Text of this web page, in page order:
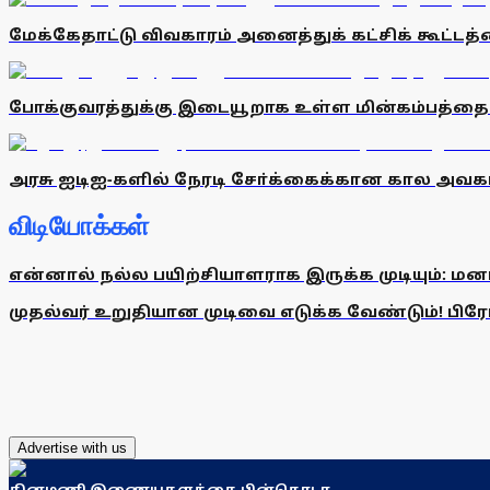
மேக்கேதாட்டு விவகாரம் அனைத்துக் கட்சிக்
போக்குவரத்துக்கு இடையூறாக உள்ள
அரசு ஐடிஐ-களில் நேரடி சோ்க்கைக்கான கால
விடியோக்கள்
என்னால் நல்ல பயிற்சியாளராக இருக்க முடியும்:
முதல்வர் உறுதியான முடிவை எடுக்க வேண்டும்!
Advertise with us